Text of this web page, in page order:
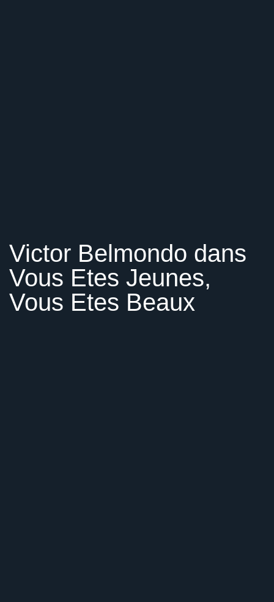
Victor Belmondo dans
Vous Etes Jeunes,
Vous Etes Beaux